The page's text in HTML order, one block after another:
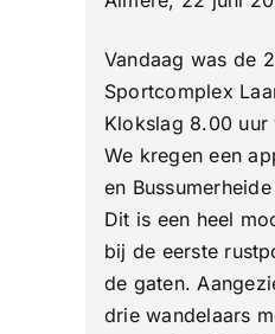
Vandaag was de 2
Sportcomplex
Klokslag 8.00 uur
We kregen een
en
Dit is een heel
bij de eerste
de gaten.
drie wandelaars